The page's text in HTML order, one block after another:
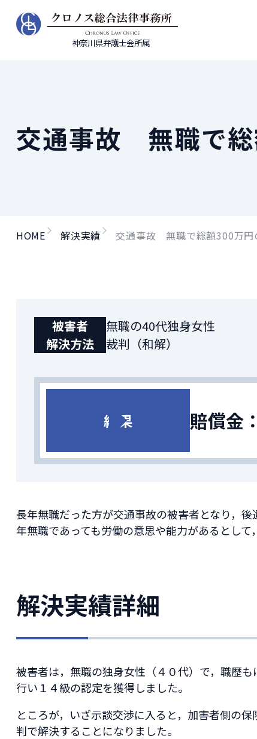
神奈川県弁護士会所属
交通事故 無職で
HOME 解決実績 交通事故 無職で総額300万
被害者 無職の40代独身女性
解決方法
裁判（和解）
結果 賠償金
長年無職だった方が交通事故の被害者となり，
年無職であっても労働の意思や能力があるとし
解決実績詳細
被害者は，無職の独身女性（４０代）で，職歴
行い１４級の認定を獲得しました。
ところが，いざ示談交渉に入ると，加害者側の
判で解決することになりました。